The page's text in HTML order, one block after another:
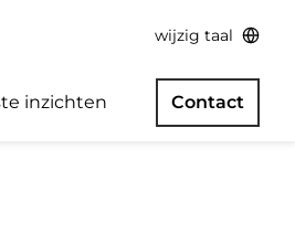
wijzig taal
inzichten Contact